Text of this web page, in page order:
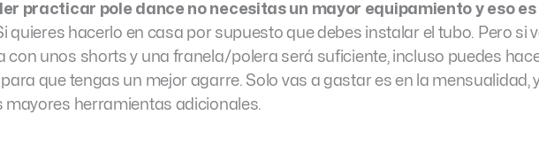
practicar pole dance no necesitas un mayor equipamiento y eso es
quieres hacerlo en casa por supuesto que debes instalar el tubo. Pero si
con unos shorts y una franela/polera será suficiente, incluso puedes
que tengas un mejor agarre. Solo vas a gastar es en la mensualidad,
mayores herramientas adicionales.